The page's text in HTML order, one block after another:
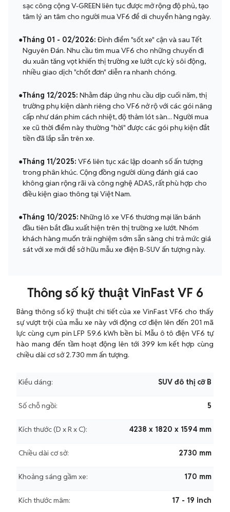
sạc công cộng V-GREEN liên tục được mở rộng độ phủ, tạo
tâm lý an tâm cho người mua VF6 để di chuyển hàng ngày.
●Tháng 01 - 02/2026: Đỉnh điểm "sốt xe" cận và sau Tết
Nguyên Đán. Nhu cầu tìm mua VF6 cho những chuyến đi
du xuân tăng vọt khiến thị trường xe lướt cực kỳ sôi động,
nhiều giao dịch "chốt đơn" diễn ra nhanh chóng.
●Tháng 12/2025: Nhằm đáp ứng nhu cầu dịp cuối năm, thị
trường phụ kiện dành riêng cho VF6 nở rộ với các gói nâng
cấp như dán phim cách nhiệt, độ thảm lót sàn... Người mua
xe cũ thời điểm này thường "hời" được các gói phụ kiện đắt
tiền đã lắp sẵn trên xe.
●Tháng 11/2025: VF6 liên tục xác lập doanh số ấn tượng
trong phân khúc. Cộng đồng người dùng đánh giá cao
không gian rộng rãi và công nghệ ADAS, rất phù hợp cho
điều kiện giao thông tại Việt Nam.
●Tháng 10/2025: Những lô xe VF6 thương mại lăn bánh
đầu tiên bắt đầu xuất hiện trên thị trường xe lướt. Nhóm
khách hàng muốn trải nghiệm sớm sẵn sàng chi trả mức giá
sát với xe mới để sở hữu mẫu xe điện B-SUV ấn tượng này.
Thông số kỹ thuật VinFast VF 6
Bảng thông số kỹ thuật chi tiết của xe VinFast VF6 cho thấy
sự vượt trội của mẫu xe này với động cơ điện lên đến 201 mã
lực cùng cụm pin LFP 59.6 kWh bền bỉ. Mẫu ô tô điện VF6 tự
hào mang đến tầm hoạt động lên tới 399 km kết hợp cùng
chiều dài cơ sở 2.730 mm ấn tượng.
Kiểu dáng: SUV đô thị cỡ B
Số chỗ ngồi: 5
Kích thước (D x R x C): 4238 x 1820 x 1594 mm
Chiều dài cơ sở: 2730 mm
Khoảng sáng gầm xe: 170 mm
Kích thước mâm: 17 - 19 inch